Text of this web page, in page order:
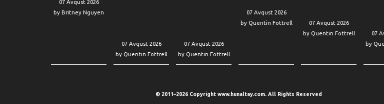
07 Avqust 2026
by Britney Nguyen
07 Avqust 2026
by Quentin Fottrell
07 Avqust 2026
by Quentin Fottrell
07 Avqust 2026
by Quentin Fottrell
07 Avqust 2026
by Quentin Fottrell
07
by
© 2011–2026 Copyright www.hunaltay.com. All Rights Reserved